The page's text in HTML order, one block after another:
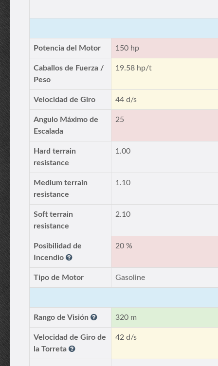
Potencia del Motor 150 hp
Caballos de Fuerza /
Peso
19.58 hp/t
Velocidad de Giro 44 d/s
Angulo Máximo de
Escalada
25
Hard terrain
resistance
1.00
Medium terrain
resistance
1.10
Soft terrain
resistance
2.10
Posibilidad de
Incendio
20 %
Tipo de Motor Gasoline
Rango de Visión 320 m
Velocidad de Giro de
la Torreta
42 d/s